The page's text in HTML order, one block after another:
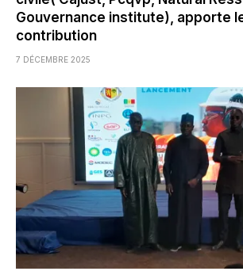
Gouvernance institute), apporte
contribution
7 DÉCEMBRE 2025